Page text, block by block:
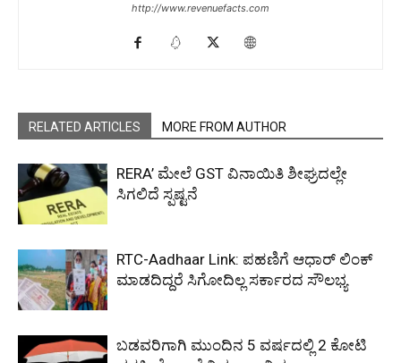
http://www.revenuefacts.com
RELATED ARTICLES MORE FROM AUTHOR
RERA’ ಮೇಲೆ GST ವಿನಾಯಿತಿ ಶೀಘ್ರದಲ್ಲೇ
ಸಿಗಲಿದೆ ಸ್ಪಷ್ಟನೆ
RTC-Aadhaar Link: ಪಹಣಿಗೆ ಆಧಾರ್ ಲಿಂಕ್
ಮಾಡದಿದ್ದರೆ ಸಿಗೋದಿಲ್ಲ ಸರ್ಕಾರದ ಸೌಲಭ್ಯ
ಬಡವರಿಗಾಗಿ ಮುಂದಿನ 5 ವರ್ಷದಲ್ಲಿ 2 ಕೋಟಿ